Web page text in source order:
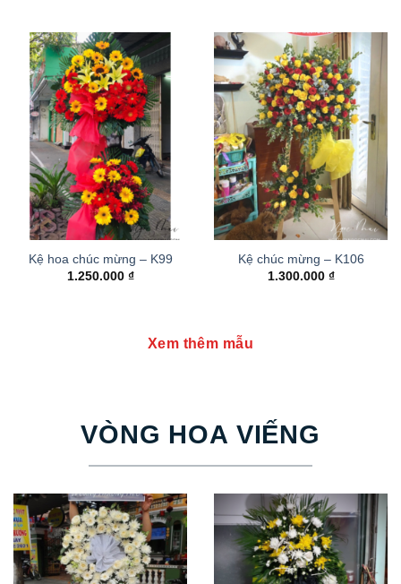
Kệ hoa chúc mừng – K99
1.250.000 ₫
Kệ chúc mừng – K106
1.300.000 ₫
Xem thêm mẫu
VÒNG HOA VIẾNG